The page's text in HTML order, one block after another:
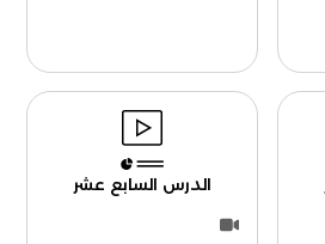
الدرس السابع عشر